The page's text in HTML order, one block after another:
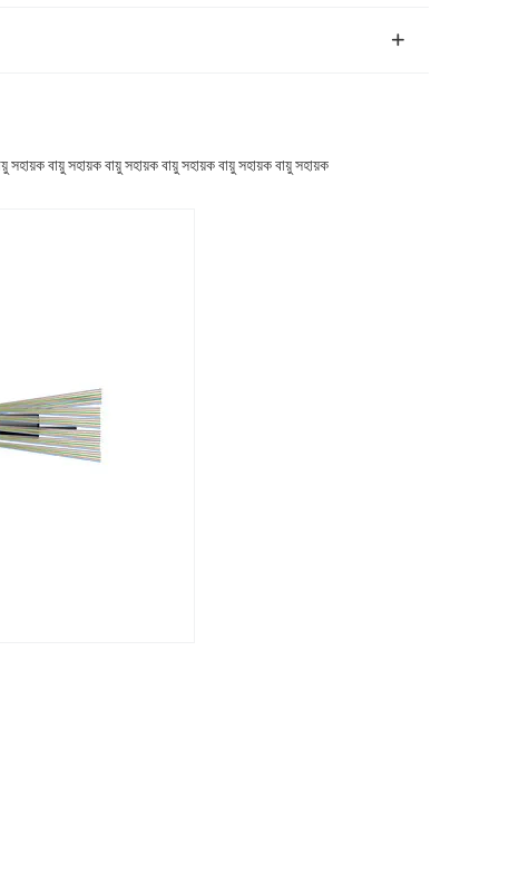
সহায়ক বায়ু সহায়ক বায়ু সহায়ক বায়ু সহায়ক বায়ু সহায়ক বায়ু সহায়ক